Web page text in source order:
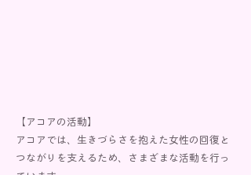
【アコアの活動】
アコアでは、生きづらさを抱えた女性の回復と
つながりを支えるため、さまざまな活動を行っ